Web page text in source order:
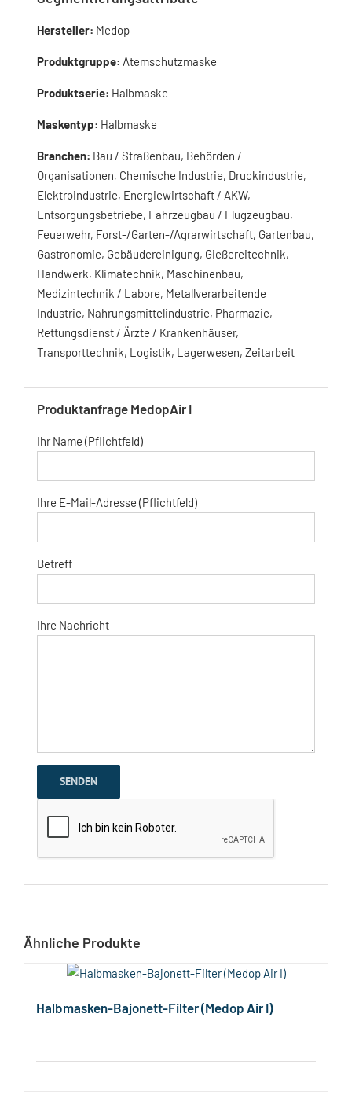
Hersteller: Medop
Produktgruppe: Atemschutzmaske
Produktserie: Halbmaske
Maskentyp: Halbmaske
Branchen: Bau / Straßenbau, Behörden /
Organisationen, Chemische Industrie, Druckindustrie,
Elektroindustrie, Energiewirtschaft / AKW,
Entsorgungsbetriebe, Fahrzeugbau / Flugzeugbau,
Feuerwehr, Forst-/Garten-/Agrarwirtschaft, Gartenbau,
Gastronomie, Gebäudereinigung, Gießereitechnik,
Handwerk, Klimatechnik, Maschinenbau,
Medizintechnik / Labore, Metallverarbeitende
Industrie, Nahrungsmittelindustrie, Pharmazie,
Rettungsdienst / Ärzte / Krankenhäuser,
Transporttechnik, Logistik, Lagerwesen, Zeitarbeit
Produktanfrage MedopAir I
Ihr Name (Pflichtfeld)
Ihre E-Mail-Adresse (Pflichtfeld)
Betreff
Ihre Nachricht
Ähnliche Produkte
Halbmasken-Bajonett-Filter (Medop Air I)